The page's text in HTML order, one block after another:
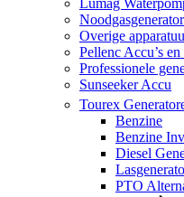
Lumag
Overige
Pellenc Accu’s en
Professionele
Sunseeker Accu
Tourex
Benzine
Benzine
Diesel
PTO